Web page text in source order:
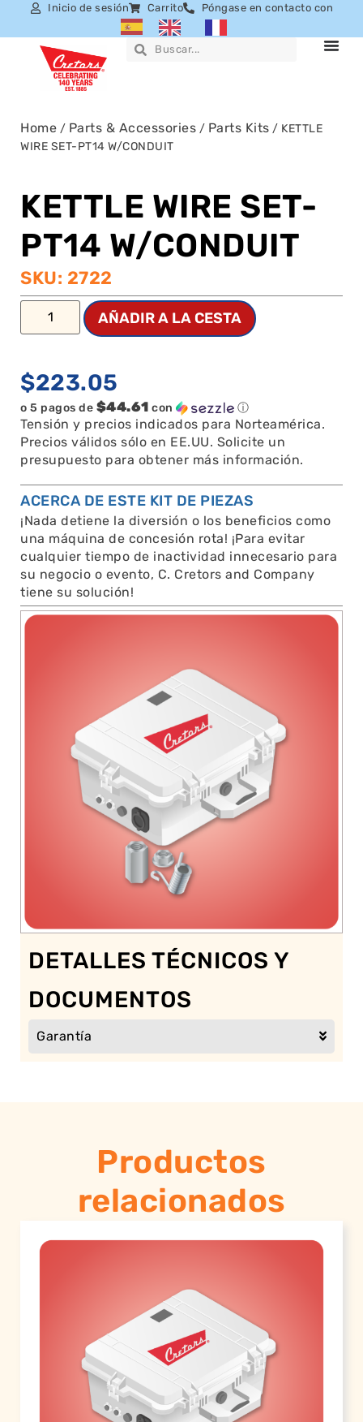
Inicio de sesión Carrito Póngase en contacto con
Home / Parts & Accessories / Parts Kits / KETTLE
WIRE SET-PT14 W/CONDUIT
KETTLE WIRE SET-
PT14 W/CONDUIT
SKU: 2722
AÑADIR A LA CESTA
$223.05
o 5 pagos de $44.61 con ⓘ
Tensión y precios indicados para Norteamérica.
Precios válidos sólo en EE.UU. Solicite un
presupuesto para obtener más información.
ACERCA DE ESTE KIT DE PIEZAS
¡Nada detiene la diversión o los beneficios como
una máquina de concesión rota! ¡Para evitar
cualquier tiempo de inactividad innecesario para
su negocio o evento, C. Cretors and Company
tiene su solución!
DETALLES TÉCNICOS Y
DOCUMENTOS
Garantía
Productos
relacionados